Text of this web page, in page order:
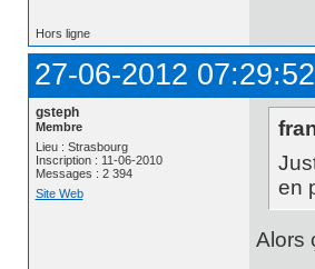
Hors ligne
27-06-2012 07:29:52
gsteph
Membre
Lieu : Strasbourg
Inscription : 11-06-2010
Messages : 2 394
Site Web
en
Alors